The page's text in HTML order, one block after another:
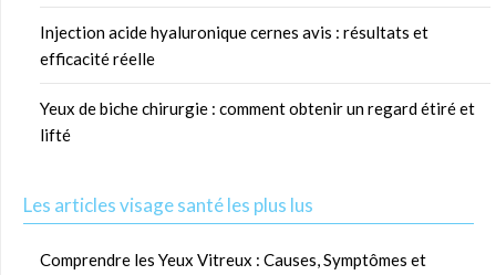
Injection acide hyaluronique cernes avis : résultats et
efficacité réelle
Yeux de biche chirurgie : comment obtenir un regard étiré et
lifté
Les articles visage santé les plus lus
Comprendre les Yeux Vitreux : Causes, Symptômes et